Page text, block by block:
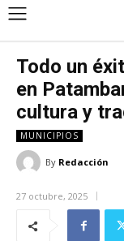
Todo un
en
cultura y
MUNICIPIOS
By Redacción
27 octubre, 2025